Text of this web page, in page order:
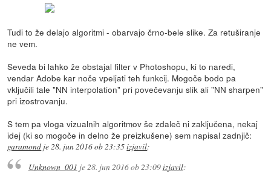
Tudi to že delajo algoritmi - obarvajo črno-bele slike. Za retuširanje
ne vem.
Seveda bi lahko že obstajal filter v Photoshopu, ki to naredi,
vendar Adobe kar noče vpeljati teh funkcij. Mogoče bodo pa
vključili tale "NN interpolation" pri povečevanju slik ali "NN sharpen"
pri izostrovanju.
S tem pa vloga vizualnih algoritmov še zdaleč ni zaključena, nekaj
idej (ki so mogoče in delno že preizkušene) sem napisal zadnjič:
garamond je28. jun 2016 ob 23:35izjavil:
Unknown_001 je28. jun 2016 ob 23:09izjavil: